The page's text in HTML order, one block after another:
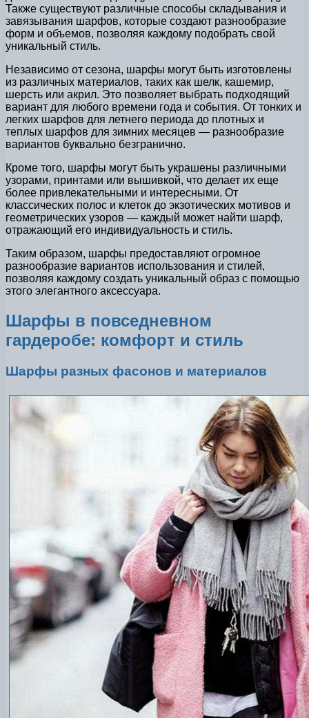
Также существуют различные способы складывания и
завязывания шарфов, которые создают разнообразие
форм и объемов, позволяя каждому подобрать свой
уникальный стиль.
Независимо от сезона, шарфы могут быть изготовлены
из различных материалов, таких как шелк, кашемир,
шерсть или акрил. Это позволяет выбрать подходящий
вариант для любого времени года и события. От тонких и
легких шарфов для летнего периода до плотных и
теплых шарфов для зимних месяцев — разнообразие
вариантов буквально безгранично.
Кроме того, шарфы могут быть украшены различными
узорами, принтами или вышивкой, что делает их еще
более привлекательными и интересными. От
классических полос и клеток до экзотических мотивов и
геометрических узоров — каждый может найти шарф,
отражающий его индивидуальность и стиль.
Таким образом, шарфы предоставляют огромное
разнообразие вариантов использования и стилей,
позволяя каждому создать уникальный образ с помощью
этого элегантного аксессуара.
Шарфы в повседневном
гардеробе: комфорт и стиль
Шарфы разных фасонов и материалов